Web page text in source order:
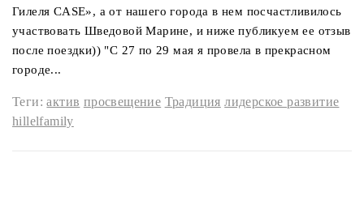
Гилеля CASE», а от нашего города в нем посчастливилось
участвовать Шведовой Марине, и ниже публикуем ее отзыв
после поездки)) "С 27 по 29 мая я провела в прекрасном
городе...
Теги:актив просвещение Традиция лидерское развитие
hillelfamily